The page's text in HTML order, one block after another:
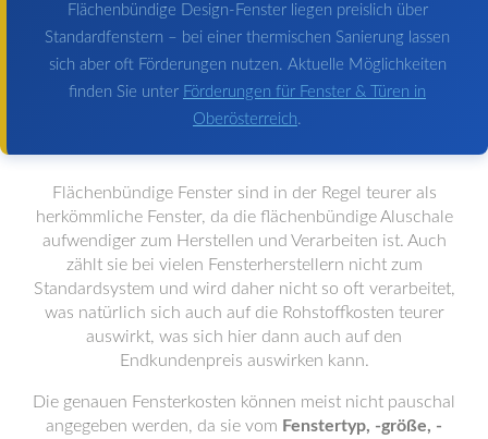
Flächenbündige Design-Fenster liegen preislich über
Standardfenstern – bei einer thermischen Sanierung lassen
sich aber oft Förderungen nutzen. Aktuelle Möglichkeiten
finden Sie unter Förderungen für Fenster & Türen in
Oberösterreich.
Flächenbündige Fenster sind in der Regel teurer als
herkömmliche Fenster, da die flächenbündige Aluschale
aufwendiger zum Herstellen und Verarbeiten ist. Auch
zählt sie bei vielen Fensterherstellern nicht zum
Standardsystem und wird daher nicht so oft verarbeitet,
was natürlich sich auch auf die Rohstoffkosten teurer
auswirkt, was sich hier dann auch auf den
Endkundenpreis auswirken kann.
Die genauen Fensterkosten können meist nicht pauschal
angegeben werden, da sie vom Fenstertyp, -größe, -